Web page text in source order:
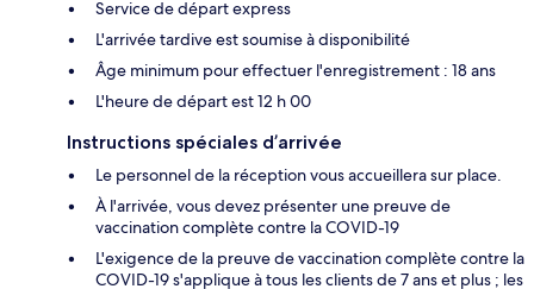
Service de départ express
L'arrivée tardive est soumise à disponibilité
Âge minimum pour effectuer l'enregistrement : 18 ans
L'heure de départ est 12 h 00
Instructions spéciales d’arrivée
Le personnel de la réception vous accueillera sur place.
À l'arrivée, vous devez présenter une preuve de
vaccination complète contre la COVID-19
L'exigence de la preuve de vaccination complète contre la
COVID-19 s'applique à tous les clients de 7 ans et plus ; les